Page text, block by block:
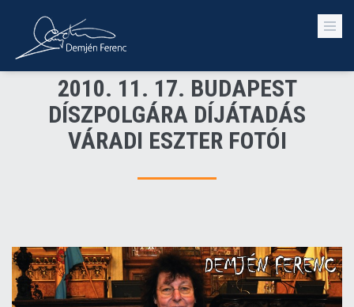
2010. 11. 17. BUDAPEST
DÍSZPOLGÁRA DÍJÁTADÁS
VÁRADI ESZTER FOTÓI